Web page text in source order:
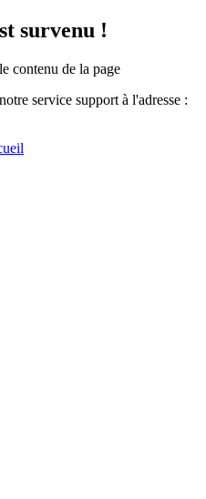
survenu !
contenu de la page
service support à l'adresse :